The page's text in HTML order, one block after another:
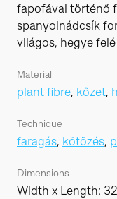
fapofával történő
spanyolnádcsík
világos, hegye
Material
plant fibre, kőzet,
Technique
faragás, kötözés,
Dimensions
Width x Length: